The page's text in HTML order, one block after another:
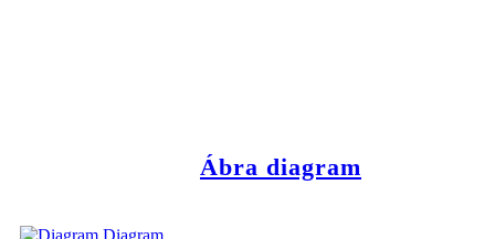
Ábra diagram